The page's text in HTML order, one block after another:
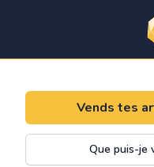
Vends tes
Que puis-je